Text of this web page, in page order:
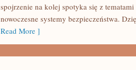
spojrzenie na kolej spotyka się z
nowoczesne systemy bezpieczeństwa.
Read More ]